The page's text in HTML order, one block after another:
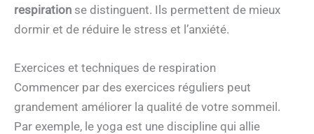
respiration se distinguent. Ils permettent de mieux
dormir et de réduire le stress et l’anxiété.
Exercices et techniques de respiration
Commencer par des exercices réguliers peut
grandement améliorer la qualité de votre sommeil.
Par exemple, le yoga est une discipline qui allie